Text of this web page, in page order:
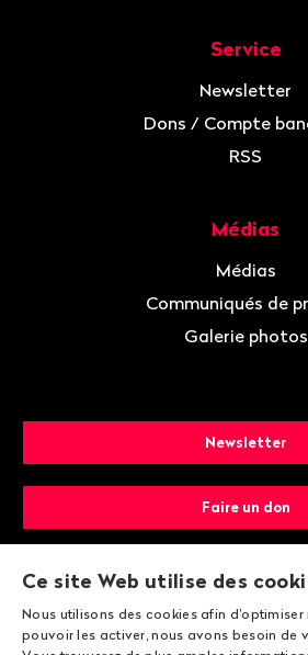
Service
Newsletter
Dons / Compte
RSS
Médias
Médias
Communiqués de
Galerie photos
Newsletter
Faire un don
Devenir membre
Ce site Web utilise des
Nous utilisons des cookies afin d'optimiser
pouvoir les activer, nous avons besoin de